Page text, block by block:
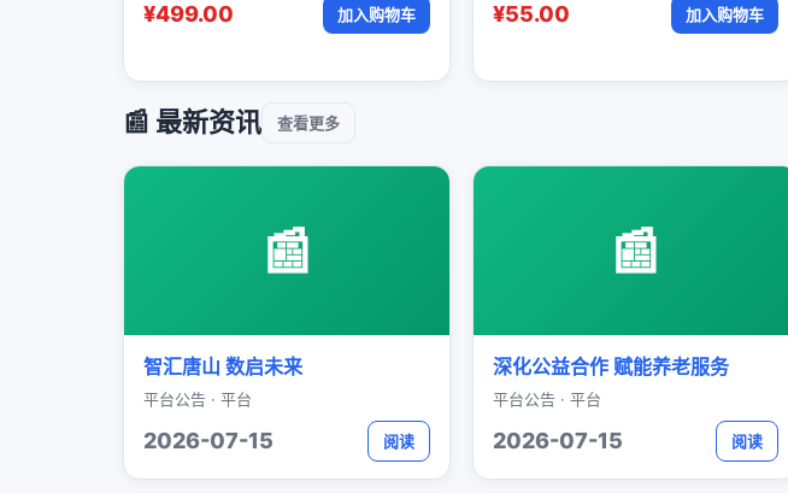
¥499.00 加入购物车 ¥55.00 加入购物车
📰 最新资讯 查看更多
📰
智汇唐山 数启未来
平台公告 · 平台
2026-07-15 阅读
📰
深化公益合作 赋能养老服务
平台公告 · 平台
2026-07-15 阅读